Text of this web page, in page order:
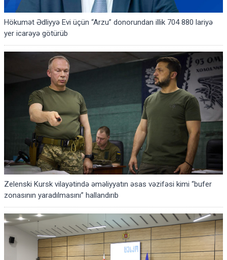
Hökumət Ədliyyə Evi üçün “Arzu” donorundan illik 704 880 lariyə
yer icarəyə götürüb
Zelenski Kursk vilayətində əməliyyatın əsas vəzifəsi kimi “bufer
zonasının yaradılmasını” hallandırıb